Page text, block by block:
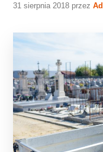
31 sierpnia 2018 przez